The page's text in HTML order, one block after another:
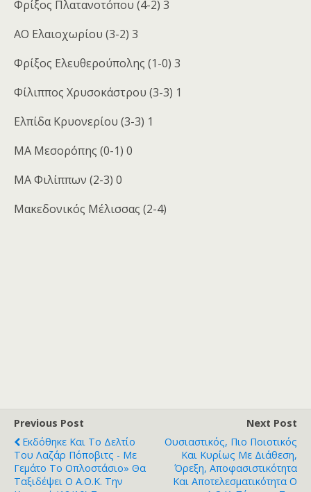
Φρίξος Πλατανοτόπου (4-2) 3
ΑΟ Ελαιοχωρίου (3-2) 3
Φρίξος Ελευθερούπολης (1-0) 3
Φίλιππος Χρυσοκάστρου (3-3) 1
Ελπίδα Κρυονερίου (3-3) 1
ΜΑ Μεσορόπης (0-1) 0
ΜΑ Φιλίππων (2-3) 0
Μακεδονικός Μέλισσας (2-4)
Previous Post
Εκδόθηκε Και Το Δελτίο
Του Λαζάρ Πόποβιτς - Με
Γεμάτο Το Οπλοστάσιο» Θα
Ταξιδέψει Ο Α.Ο.Κ. Την
Next Post
Ουσιαστικός, Πιο Ποιοτικός
Και Κυρίως Με Διάθεση,
Όρεξη, Αποφασιστικότητα
Και Αποτελεσματικότητα Ο